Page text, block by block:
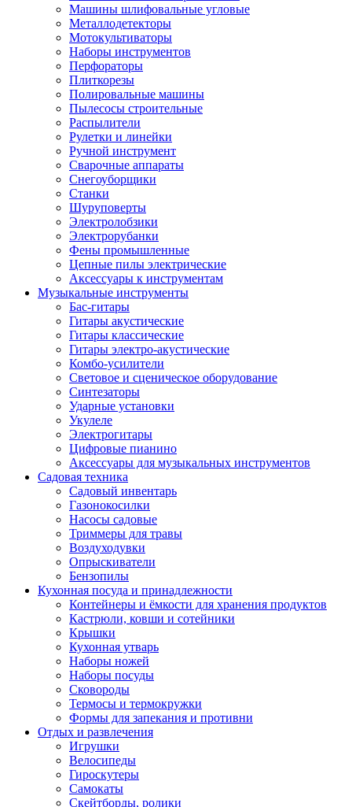
Машины шлифовальные угловые
Металлодетекторы
Мотокультиваторы
Наборы инструментов
Перфораторы
Плиткорезы
Полировальные машины
Пылесосы строительные
Распылители
Рулетки и линейки
Ручной инструмент
Сварочные аппараты
Снегоуборщики
Станки
Шуруповерты
Электролобзики
Электрорубанки
Фены промышленные
Цепные пилы электрические
Аксессуары к инструментам
Музыкальные инструменты
Бас-гитары
Гитары акустические
Гитары классические
Гитары электро-акустические
Комбо-усилители
Световое и сценическое оборудование
Синтезаторы
Ударные установки
Укулеле
Электрогитары
Цифровые пианино
Аксессуары для музыкальных инструментов
Садовая техника
Садовый инвентарь
Газонокосилки
Насосы садовые
Триммеры для травы
Воздуходувки
Опрыскиватели
Бензопилы
Кухонная посуда и принадлежности
Контейнеры и ёмкости для хранения продуктов
Кастрюли, ковши и сотейники
Крышки
Кухонная утварь
Наборы ножей
Наборы посуды
Сковороды
Термосы и термокружки
Формы для запекания и противни
Отдых и развлечения
Игрушки
Велосипеды
Гироскутеры
Самокаты
Скейтборды, ролики